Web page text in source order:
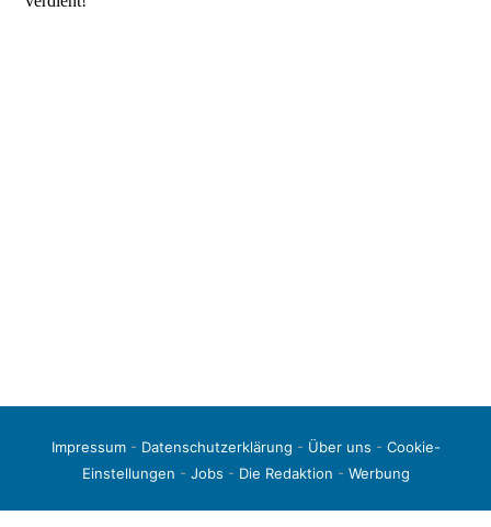
Impressum- Datenschutzerklärung - Über uns - Cookie-
Einstellungen - Jobs - Die Redaktion - Werbung